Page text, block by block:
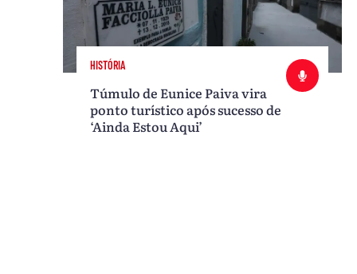
HISTÓRIA
Túmulo de Eunice Paiva vira
ponto turístico após sucesso de
‘Ainda Estou Aqui’